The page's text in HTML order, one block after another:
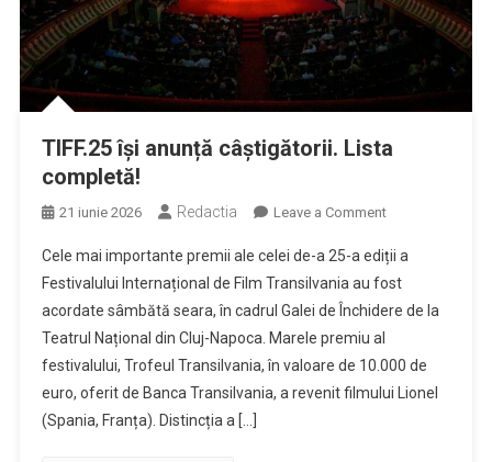
TIFF.25 își anunță câștigătorii. Lista
completă!
21 iunie 2026 Redactia Leave a Commenton
își
anunță
câștigătorii.
completă!
Cele mai importante premii ale celei de-a 25-a ediții a
Festivalului Internațional de Film Transilvania au fost
acordate sâmbătă seara, în cadrul Galei de Închidere de la
Teatrul Național din Cluj-Napoca. Marele premiu al
festivalului, Trofeul Transilvania, în valoare de 10.000 de
euro, oferit de Banca Transilvania, a revenit filmului Lionel
(Spania, Franța). Distincția a […]